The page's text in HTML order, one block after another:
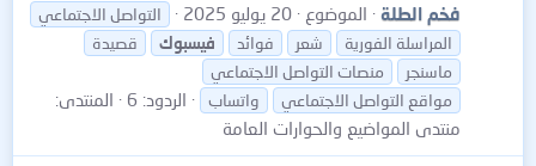
فخم الطلة الموضوع 20 يوليو 2025
التواصل الاجتماعي
المراسلة الفورية
شعر فوائد فيسبوك
قصيدة
ماسنجر
منصات التواصل الاجتماعي
مواقع التواصل الاجتماعي
واتساب الردود: 6
المنتدى:
منتدى المواضيع والحوارات العامة